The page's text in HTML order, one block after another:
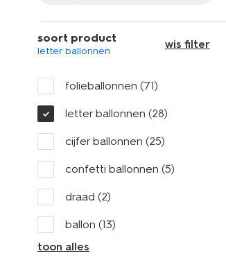
soort product
letter ballonnen
wis filter
folieballonnen (71)
letter ballonnen (28)
cijfer ballonnen (25)
confetti ballonnen (5)
draad (2)
ballon (13)
toon alles